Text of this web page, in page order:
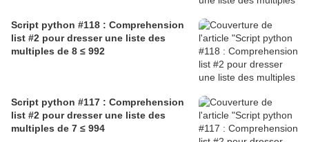
Script python #118 : Comprehension
list #2 pour dresser une liste des
multiples de 8 ≤ 992
Script python #117 : Comprehension
list #2 pour dresser une liste des
multiples de 7 ≤ 994